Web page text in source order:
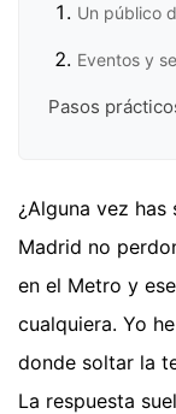
Un público
Eventos y
Pasos
¿Alguna vez
Madrid no
en el Metro y
cualquiera. Yo
donde soltar la
La respuesta